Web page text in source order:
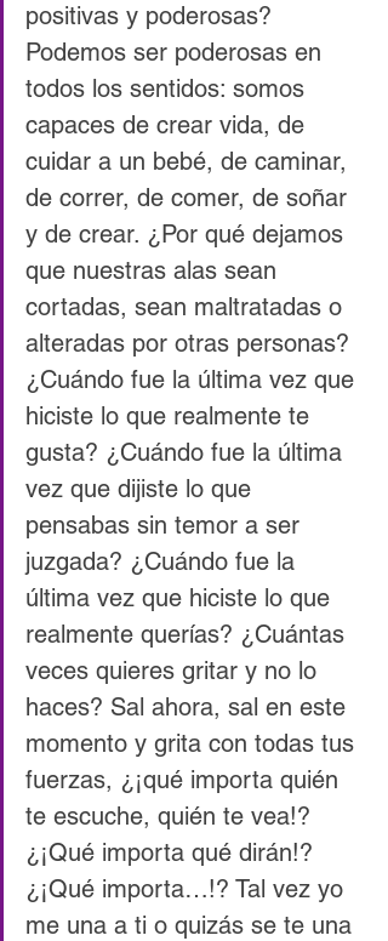
positivas y poderosas?
Podemos ser poderosas en
todos los sentidos: somos
capaces de crear vida, de
cuidar a un bebé, de caminar,
de correr, de comer, de soñar
y de crear. ¿Por qué dejamos
que nuestras alas sean
cortadas, sean maltratadas o
alteradas por otras personas?
¿Cuándo fue la última vez que
hiciste lo que realmente te
gusta? ¿Cuándo fue la última
vez que dijiste lo que
pensabas sin temor a ser
juzgada? ¿Cuándo fue la
última vez que hiciste lo que
realmente querías? ¿Cuántas
veces quieres gritar y no lo
haces? Sal ahora, sal en este
momento y grita con todas tus
fuerzas, ¿¡qué importa quién
te escuche, quién te vea!?
¿¡Qué importa qué dirán!?
¿¡Qué importa…!? Tal vez yo
me una a ti o quizás se te una